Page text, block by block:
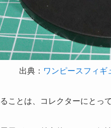
出典： ワンピースフィギ
ことは、コレクターにとっ